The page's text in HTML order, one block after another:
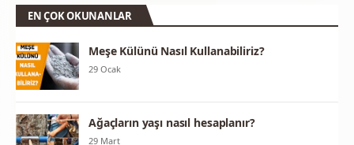
EN ÇOK OKUNANLAR
Meşe Külünü Nasıl Kullanabiliriz?
29 Ocak
Ağaçların yaşı nasıl hesaplanır?
29 Mart